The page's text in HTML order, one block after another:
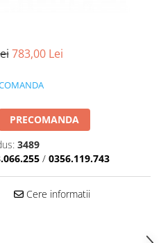
783,00 Lei
PRECOMANDA
3489
/ 0356.119.743
Cere informatii